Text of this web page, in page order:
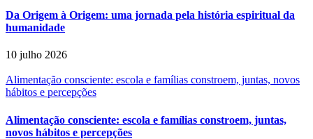
Da Origem à Origem: uma jornada pela história espiritual da
humanidade
10 julho 2026
Alimentação consciente: escola e famílias constroem, juntas, novos
hábitos e percepções
Alimentação consciente: escola e famílias constroem, juntas,
novos hábitos e percepções